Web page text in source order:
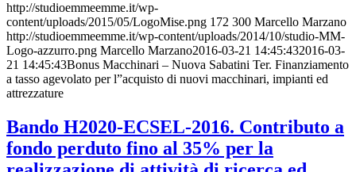
http://studioemmeemme.it/wp-
content/uploads/2015/05/LogoMise.png 172 300 Marcello Marzano
http://studioemmeemme.it/wp-content/uploads/2014/10/studio-MM-
Logo-azzurro.png Marcello Marzano2016-03-21 14:45:432016-03-
21 14:45:43Bonus Macchinari – Nuova Sabatini Ter. Finanziamento
a tasso agevolato per l”acquisto di nuovi macchinari, impianti ed
attrezzature
Bando H2020-ECSEL-2016. Contributo a
fondo perduto fino al 35% per la